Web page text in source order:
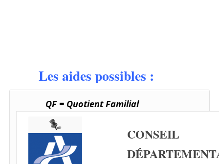
Les aides possibles :
QF = Quotient Familial
CONSEIL